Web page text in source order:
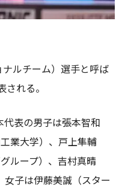
ルチーム）選手と呼ば
れる。
表の男子は張本智和
業大学）、戸上隼輔
ループ）、吉村真晴
女子は伊藤美誠（スター